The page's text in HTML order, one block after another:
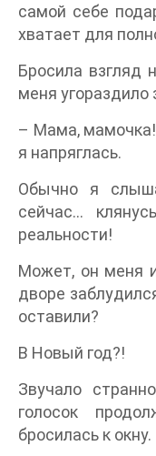
самой себе
хватает для
Бросила взгляд
меня угораздило
– Мама,
я напряглась.
Обычно я
сейчас...
реальности!
Может, он меня
дворе
оставили?
В Новый год?!
Звучало
голосок
бросилась к окну.